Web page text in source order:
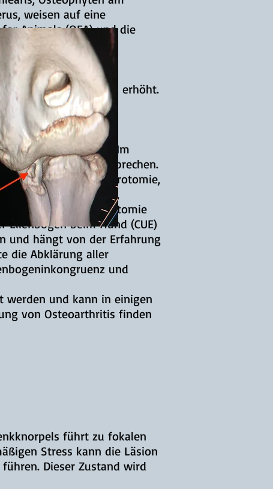
weisen auf eine
Animals (OFA) und die
Screening auf
stark erhöht.
zu stoppen. Im
wird der Patient ansprechen.
oder Arthrotomie,
der proximalen Ulna,
(PAUL), Gleitosteotomie
Ellenbogen beim Hund (CUE)
und hängt von der Erfahrung
die Abklärung aller
und
werden und kann in einigen
von Osteoarthritis finden
führt zu fokalen
Stress kann die Läsion
Dieser Zustand wird